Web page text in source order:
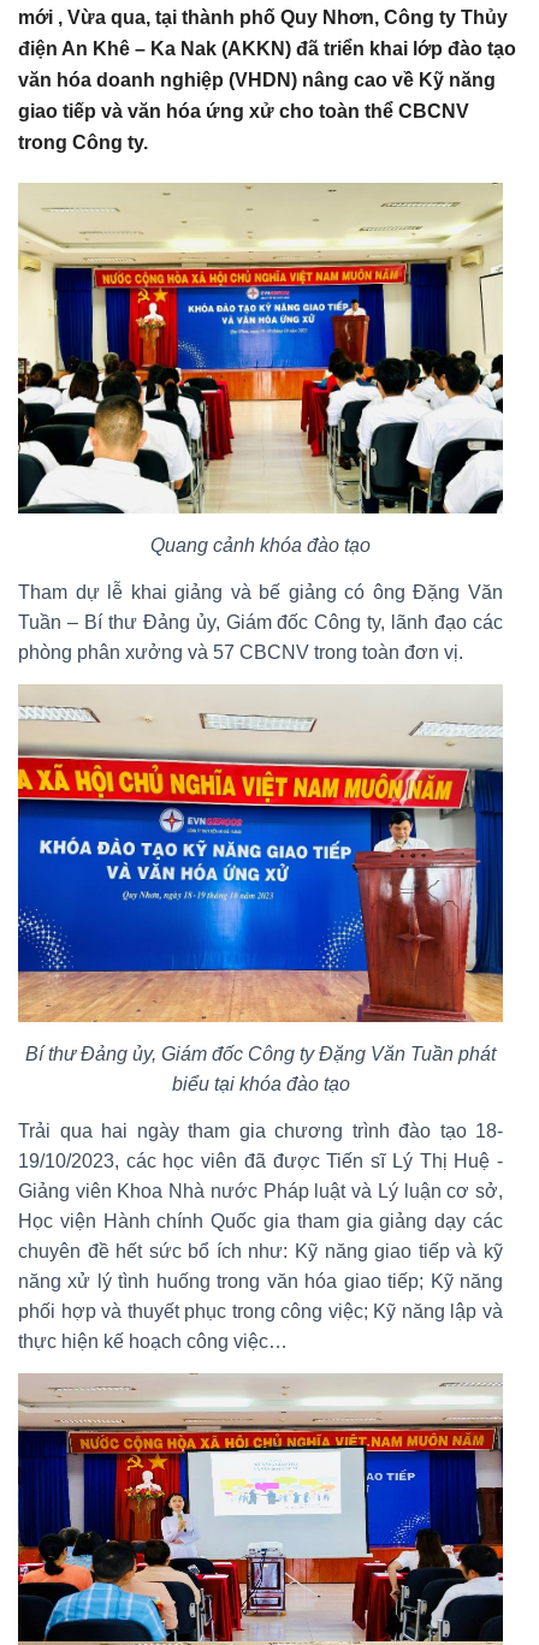
mới , Vừa qua, tại thành phố Quy Nhơn, Công ty Thủy
điện An Khê – Ka Nak (AKKN) đã triển khai lớp đào tạo
văn hóa doanh nghiệp (VHDN) nâng cao về Kỹ năng
giao tiếp và văn hóa ứng xử cho toàn thể CBCNV
trong Công ty.
Quang cảnh khóa đào tạo
Tham dự lễ khai giảng và bế giảng có ông Đặng Văn
Tuần – Bí thư Đảng ủy, Giám đốc Công ty, lãnh đạo các
phòng phân xưởng và 57 CBCNV trong toàn đơn vị.
Bí thư Đảng ủy, Giám đốc Công ty Đặng Văn Tuần phát
biểu tại khóa đào tạo
Trải qua hai ngày tham gia chương trình đào tạo 18-
19/10/2023, các học viên đã được Tiến sĩ Lý Thị Huệ -
Giảng viên Khoa Nhà nước Pháp luật và Lý luận cơ sở,
Học viện Hành chính Quốc gia tham gia giảng dạy các
chuyên đề hết sức bổ ích như: Kỹ năng giao tiếp và kỹ
năng xử lý tình huống trong văn hóa giao tiếp; Kỹ năng
phối hợp và thuyết phục trong công việc; Kỹ năng lập và
thực hiện kế hoạch công việc…